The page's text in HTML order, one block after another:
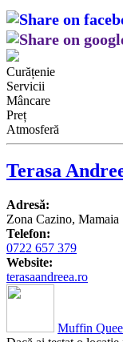
Curățenie
Servicii
Mâncare
Preț
Atmosferă
Terasa
Adresă:
Zona Cazino, Mamaia
Telefon:
0722 657 379
Website:
terasaandreea.ro
Muffin